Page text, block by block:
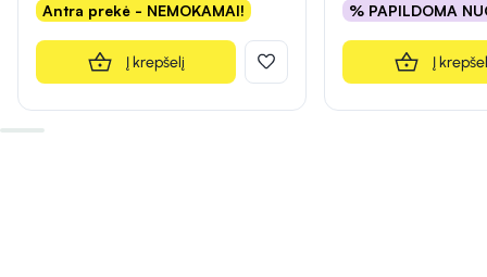
Antra prekė - NEMOKAMAI!
Į krepšelį
% PAPILDOMA
Į